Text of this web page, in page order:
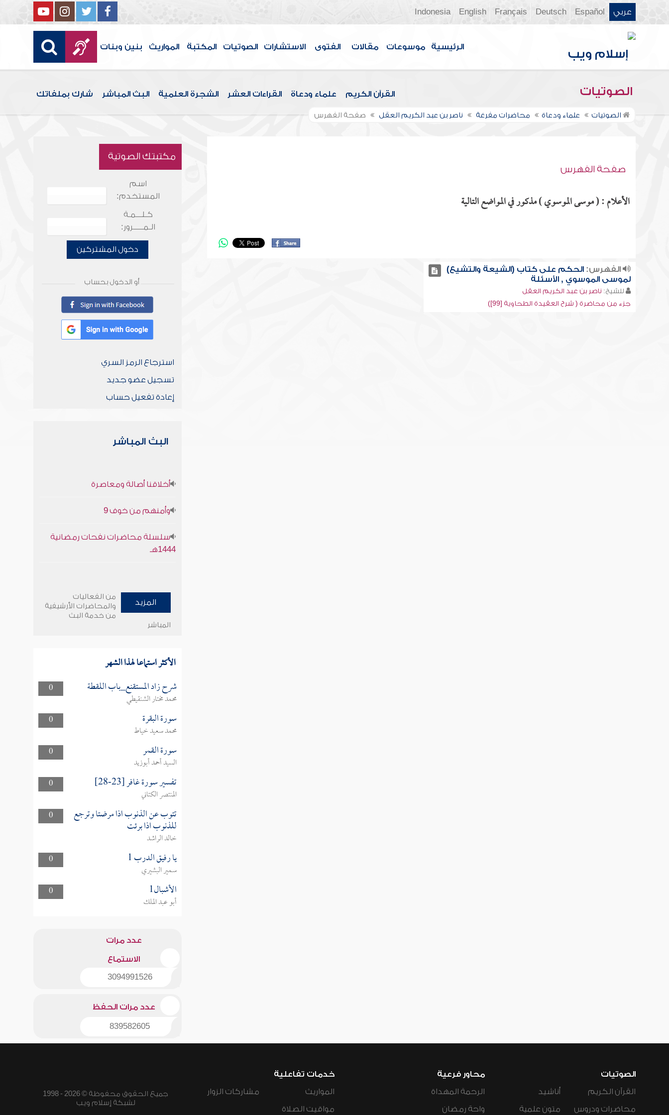
عربي Español
Deutsch
Français
English
Indonesia
الرئيسية موسوعات مقالات الفتوى الاستشارات الصوتيات المكتبة المواريث بنين وبنات
الصوتيات القرآن الكريم علماء ودعاة القراءات العشر الشجرة العلمية البث المباشر شارك بملفاتك
الصوتيات علماء ودعاة محاضرات مفرغة ناصر بن عبد الكريم العقل صفحة الفهرس
صفحة الفهرس
الأعلام : ( موسى الموسوي ) مذكور في المواضع التالية
الفهرس:الحكم على كتاب (الشيعة والتشيع)
لموسى الموسوي , الأسئلة
للشيخ: ناصر بن عبد الكريم العقل
جزء من محاضرة ( شرح العقيدة الطحاوية [99])
مكتبتك الصوتية
اسم
المستخدم:
كـلـــمـة
الـمـــــرور:
دخول المشتركين
أو الدخول بحساب
استرجاع الرمز السري
تسجيل عضو جديد
إعادة تفعيل حساب
البث المباشر
أخلاقنا أصالة ومعاصرة
وأمنهم من خوف 9
سلسلة محاضرات نفحات رمضانية
1444هـ
المزيد
من الفعاليات
والمحاضرات الأرشيفية
من خدمة البث
المباشر
الأكثر استماعا لهذا الشهر
0 شرح زاد المستقنع_باب اللقطة
محمد مختار الشنقيطي
0
سورة البقرة
محمد سعيد خياط
0
سورة القمر
السيد أحمد أبوزيد
0
تفسير سورة غافر [23-28]
المنتصر الكتاني
0
تتوب عن الذنوب اذا مرضتا وترجع
للذنوب اذا برئت
خالد الراشد
0
يا رفيق الدرب 1
سمير البشيري
0
الأشبال1
أبو عبد الملك
عدد مرات
الاستماع
3094991526
عدد مرات الحفظ
839582605
الصوتيات
القرآن الكريم
محاضرات ودروس
أناشيد
متون علمية
محاور فرعية
الرحمة المهداة
واحة رمضان
خدمات تفاعلية
المواريث
مواقيت الصلاة
مشاركات الزوار
جميع الحقوق محفوظة © 2026 - 1998
لشبكة إسلام ويب